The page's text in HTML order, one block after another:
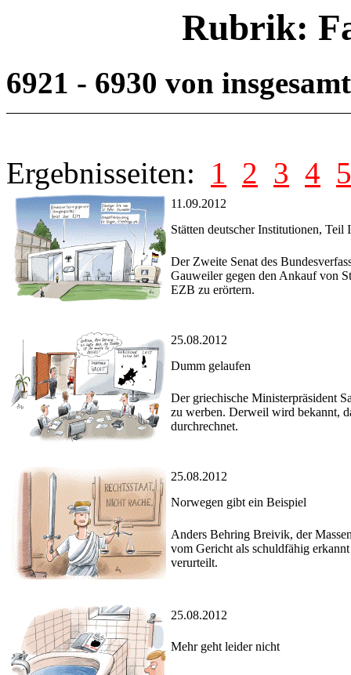
Rubrik:
6921 - 6930 von
Ergebnisseiten: 1 2 3 4 5
11.09.2012
Stätten deutscher Institutionen, Teil
Der Zweite Senat des
Gauweiler gegen den Ankauf von
EZB zu erörtern.
25.08.2012
Dumm gelaufen
Der griechische Ministerpräsident
zu werben. Derweil wird bekannt,
durchrechnet.
25.08.2012
Norwegen gibt ein Beispiel
Anders Behring Breivik, der
vom Gericht als schuldfähig
verurteilt.
25.08.2012
Mehr geht leider nicht